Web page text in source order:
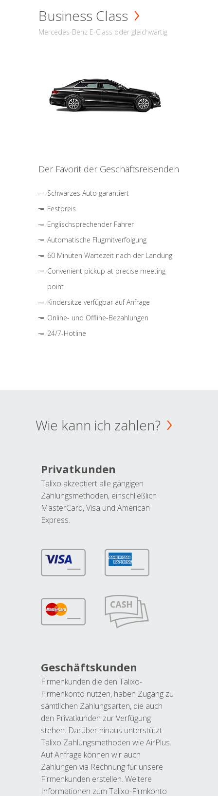
Business Class
Mercedes-Benz E-Class oder gleichwärtig
Der Favorit der Geschäftsreisenden
Schwarzes Auto garantiert
Festpreis
Englischsprechender Fahrer
Automatische Flugmitverfolgung
60 Minuten Wartezeit nach der Landung
Convenient pickup at precise meeting
point
Kindersitze verfügbar auf Anfrage
Online- und Offline-Bezahlungen
24/7-Hotline
Wie kann ich zahlen?
Privatkunden
Talixo akzeptiert alle gängigen
Zahlungsmethoden, einschließlich
MasterCard, Visa und American
Express.
Geschäftskunden
Firmenkunden die den Talixo-
Firmenkonto nutzen, haben Zugang zu
sämtlichen Zahlungsarten, die auch
den Privatkunden zur Verfügung
stehen. Darüber hinaus unterstützt
Talixo Zahlungsmethoden wie AirPlus.
Auf Anfrage können wir auch
Zahlungen via Rechnung für unsere
Firmenkunden erstellen. Weitere
Informationen zum Talixo-Firmkonto